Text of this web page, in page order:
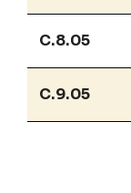
C.8.05
C.9.05